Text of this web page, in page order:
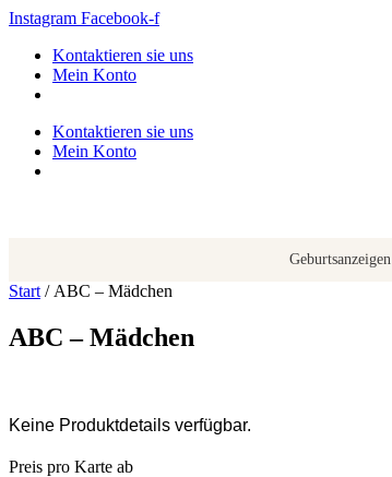
Zum
springen
Instagram Facebook-f
Kontaktieren sie uns
Mein Konto
Kontaktieren sie uns
Mein Konto
Geburtsanzeigen
Start / ABC – Mädchen
ABC – Mädchen
Keine Produktdetails verfügbar.
Preis pro Karte ab